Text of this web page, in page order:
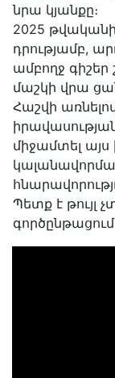
նրա կյանքը։
2025 թվականի
դրությամբ,
ամբողջ գիշեր
մաշկի վրա
Հաշվի
միջամտել
Պետք է թույլ